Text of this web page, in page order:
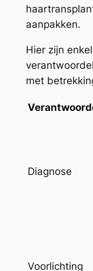
aanpakken.
Hier zijn
met
Diagnose
Voorlichting